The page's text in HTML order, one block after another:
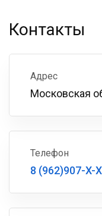
Контакты
Адрес
Московская
Телефон
8 (962)907-X-